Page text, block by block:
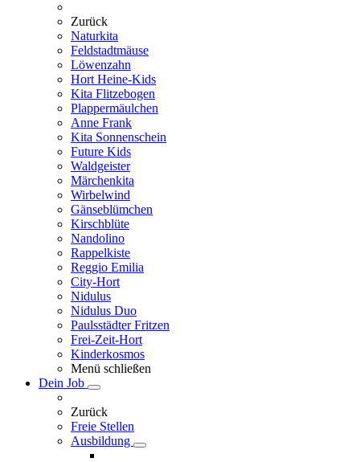
Zurück
Naturkita
Feldstadtmäuse
Löwenzahn
Hort Heine-Kids
Kita Flitzebogen
Plappermäulchen
Anne Frank
Kita Sonnenschein
Future Kids
Waldgeister
Märchenkita
Wirbelwind
Gänseblümchen
Kirschblüte
Nandolino
Rappelkiste
Reggio Emilia
City-Hort
Nidulus
Nidulus Duo
Paulsstädter Fritzen
Frei-Zeit-Hort
Kinderkosmos
Menü schließen
Dein Job
Zurück
Freie Stellen
Ausbildung